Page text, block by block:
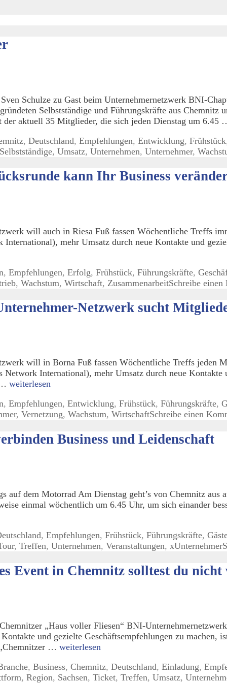
Schulze zu Gast beim Unternehmernetzwerk BNI-
Selbstständige und Führungskräfte aus
der aktuell 35 Mitglieder, die sich jeden Dienstag um
, Deutschland, Empfehlungen, Entwicklung, Frühstück
Selbstständige, Umsatz, Unternehmen, Unternehmer,
kann Ihr Business
will auch in Riesa Fuß fassen Wöchentliche Treffs
mehr Umsatz durch neue Kontakte und
, Empfehlungen, Erfolg, Frühstück, Führungskräfte,
, Wachstum, Wirtschaft, ZusammenarbeitSchreibe einen
Netzwerk sucht
will in Borna Fuß fassen Wöchentliche Treffs
International), mehr Umsatz durch neue Kontakte
weiterlesen
, Empfehlungen, Entwicklung, Frühstück, Führungskräfte,
, Vernetzung, Wachstum, WirtschaftSchreibe einen
Business und Leidenschaft
auf dem Motorrad Am Dienstag geht’s von Chemnitz
einmal wöchentlich um 6.45 Uhr, um sich einander
, Empfehlungen, Frühstück, Führungskräfte,
, Treffen, Unternehmen, Veranstaltungen, xUnternehmer
Event in Chemnitz solltest du nicht
„Haus voller Fliesen“ BNI-
und gezielte Geschäftsempfehlungen zu machen,
… weiterlesen
, Business, Chemnitz, Deutschland, Einladung,
, Region, Sachsen, Ticket, Treffen, Umsatz,